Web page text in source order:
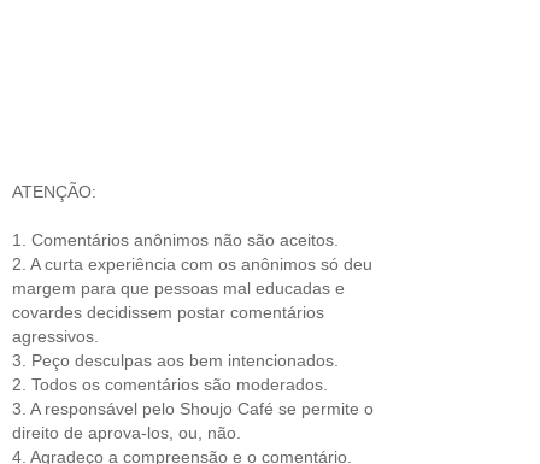
ATENÇÃO:
1. Comentários anônimos não são aceitos.
2. A curta experiência com os anônimos só deu
margem para que pessoas mal educadas e
covardes decidissem postar comentários
agressivos.
3. Peço desculpas aos bem intencionados.
2. Todos os comentários são moderados.
3. A responsável pelo Shoujo Café se permite o
direito de aprova-los, ou, não.
4. Agradeço a compreensão e o comentário.